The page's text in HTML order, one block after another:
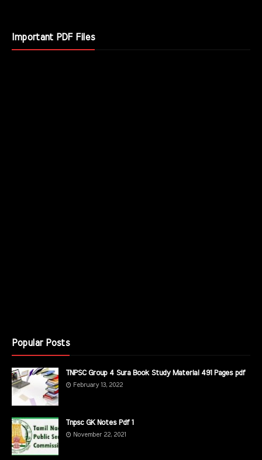
Important PDF Files
Popular Posts
TNPSC Group 4 Sura Book Study Material 491 Pages pdf
February 13, 2022
Tnpsc GK Notes Pdf 1
November 22, 2021